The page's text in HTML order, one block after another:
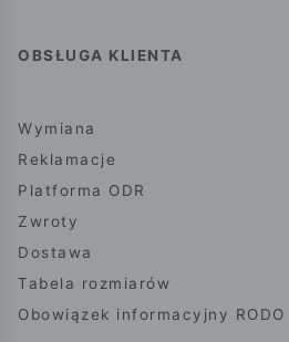
OBSŁUGA KLIENTA
Wymiana
Reklamacje
Platforma ODR
Zwroty
Dostawa
Tabela rozmiarów
Obowiązek informacyjny RODO